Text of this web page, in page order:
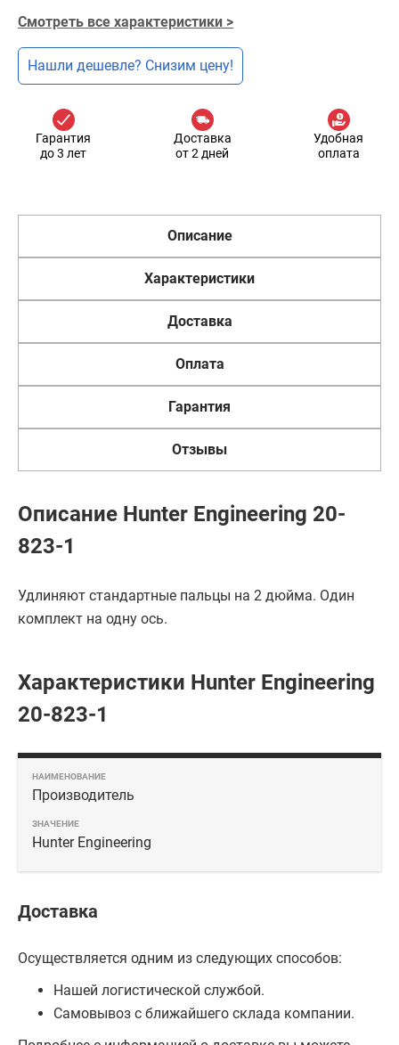
Смотреть все характеристики >
Нашли дешевле? Снизим цену!
Гарантия
до 3 лет
Доставка
от 2 дней
Удобная
оплата
Описание
Характеристики
Доставка
Оплата
Гарантия
Отзывы
Описание Hunter Engineering 20-
823-1
Удлиняют стандартные пальцы на 2 дюйма. Один
комплект на одну ось.
Характеристики Hunter Engineering
20-823-1
Производитель
Hunter Engineering
Доставка
Осуществляется одним из следующих способов:
Нашей логистической службой.
Самовывоз с ближайшего склада компании.